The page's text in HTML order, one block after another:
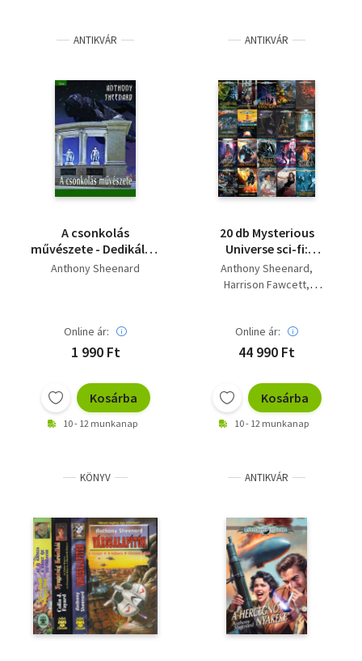
ANTIKVÁR
A csonkolás
művészete - Dedikált! -
Dedikált
Anthony Sheenard
Online ár:
1 990 Ft
Kosárba
10 - 12 munkanap
ANTIKVÁR
20 db Mysterious
Universe sci-fi:
Birodalmi osztag +
Vadászat egy
Feketecsuklyások + A ​
holtak galaxisa +
Természetellenes
Aranypiramis +
Praetorianus +
Hédammuš ​újra száll +
Anthony Sheenard
Harrison Fawcett
Balázsy András
Böszörményi Gyula
Fonyódi Tibor I. M. Brod
Dave Howard
F. Tóth Benedek
Leonard Stansky
Online ár:
44 990 Ft
Kosárba
10 - 12 munkanap
KÖNYV ANTIKVÁR